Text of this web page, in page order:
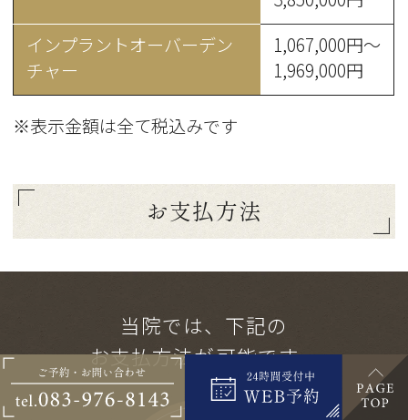
インプラントオーバーデン
チャー
1,067,000円～
1,969,000円
※表示金額は全て税込みです
お支払方法
当院では、下記の
お支払方法が可能です。